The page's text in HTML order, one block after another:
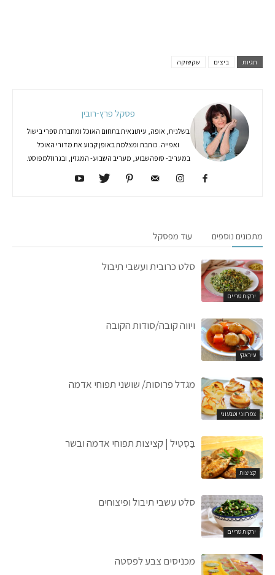
תגיות ביצים שקשוקה
פסקל פרץ-רובין
בשלנית, אופה, עיתונאית בתחום האוכל ומחברת ספרי בישול
ואפייה. כותבת ומצלמת באופן קבוע את מדורי האוכל
במעריב- סופהשבוע, מעריב השבוע- המגזין, ובגרוזלמפוסט.
מתכונים נוספים עוד מפסקל
ירקות טריים
סלט כרובית ועשבי תיבול
עיראקי
ויווה קובה/סודות הקובה
צמחוני וטבעוני
מגדל פרוסות/ שושני תפוחי אדמה
קציצות
בַּסְטִיל | קציצות תפוחי אדמה ובשר
ירקות טריים
סלט עשבי תיבול ופיצוחים
מכניסים צבע לפסטה